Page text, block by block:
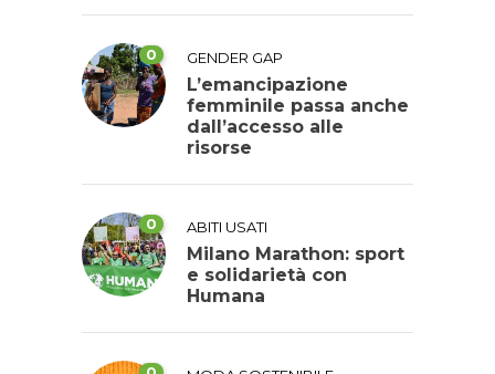
0 GENDER GAP
L’emancipazione
femminile passa anche
dall’accesso alle
risorse
0 ABITI USATI
Milano Marathon: sport
e solidarietà con
Humana